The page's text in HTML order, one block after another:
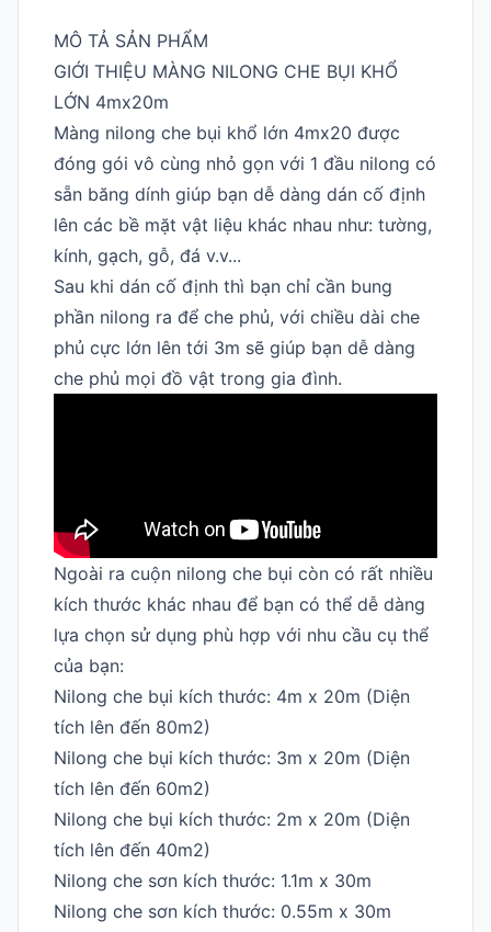
MÔ TẢ SẢN PHẨM
GIỚI THIỆU MÀNG NILONG CHE BỤI KHỔ
LỚN 4mx20m
Màng nilong che bụi khổ lớn 4mx20 được
đóng gói vô cùng nhỏ gọn với 1 đầu nilong có
sẵn băng dính giúp bạn dễ dàng dán cố định
lên các bề mặt vật liệu khác nhau như: tường,
kính, gạch, gỗ, đá v.v...
Sau khi dán cố định thì bạn chỉ cần bung
phần nilong ra để che phủ, với chiều dài che
phủ cực lớn lên tới 3m sẽ giúp bạn dễ dàng
che phủ mọi đồ vật trong gia đình.
Ngoài ra cuộn nilong che bụi còn có rất nhiều
kích thước khác nhau để bạn có thể dễ dàng
lựa chọn sử dụng phù hợp với nhu cầu cụ thể
của bạn:
Nilong che bụi kích thước: 4m x 20m (Diện
tích lên đến 80m2)
Nilong che bụi kích thước: 3m x 20m (Diện
tích lên đến 60m2)
Nilong che bụi kích thước: 2m x 20m (Diện
tích lên đến 40m2)
Nilong che sơn kích thước: 1.1m x 30m
Nilong che sơn kích thước: 0.55m x 30m